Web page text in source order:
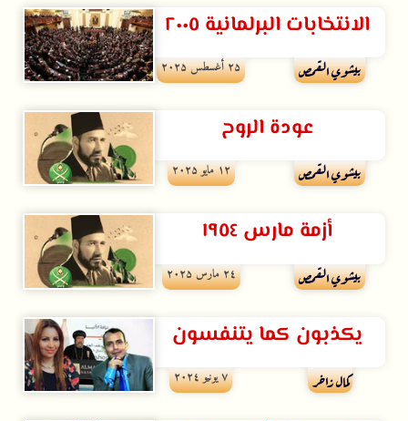
الانتخابات البرلمانية ٢٠٠٥
بيشوي القمص ۲۵ أغسطس ۲۰۲۵
عودة الروح
بيشوي القمص ۱۲ مايو ۲۰۲۵
أزمة مارس ١٩٥٤
بيشوي القمص ۲٤ مارس ۲۰۲۵
يكذبون كما يتنفسون
كمال زاخر ۷ يونيو ۲۰۲٤